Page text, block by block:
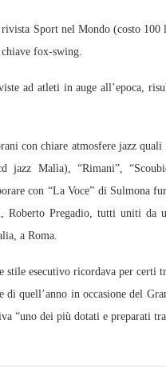
Sport nel Mondo (costo
fox-swing.
ad atleti in auge all’epoca,
con chiare atmosfere jazz
jazz Malìa), “Rimani”,
con “La Voce” di Sulmona
Pregadio, tutti uniti da
a Roma.
stile esecutivo ricordava per
quell’anno in occasione del
“uno dei più dotati e preparati